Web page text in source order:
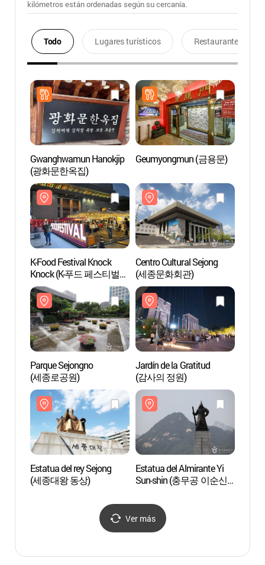
kilómetros están ordenadas según su cercanía.
Todo Lugares turísticos Restaurantes
Gwanghwamun Hanokjip
(광화문한옥집)
Geumyongmun (금용문)
K-Food Festival Knock
Knock (K-푸드 페스티벌
넉넉)
Centro Cultural Sejong
(세종문화회관)
Parque Sejongno
(세종로공원)
Jardín de la Gratitud
(감사의 정원)
Estatua del rey Sejong
(세종대왕 동상)
Estatua del Almirante Yi
Sun-shin (충무공 이순신
Ver más